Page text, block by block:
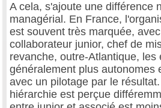
A cela, s'ajoute une différence
managérial. En France,
est souvent très marquée,
collaborateur junior, chef de
revanche, outre-Atlantique, les
généralement plus autonomes
avec un pilotage par le
hiérarchie est perçue